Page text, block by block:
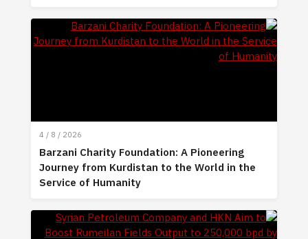
4 / 8 / 2026
Barzani Charity Foundation: A Pioneering
Journey from Kurdistan to the World in the
Service of Humanity